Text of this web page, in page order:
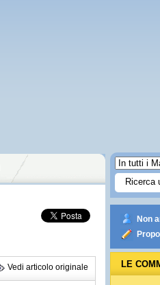
Vedi articolo originale
Non
LE